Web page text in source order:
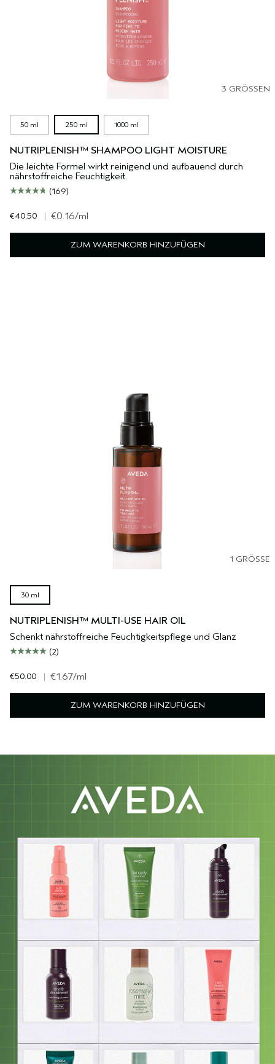
3 GRÖSSEN
50 ml 250 ml 1000 ml
NUTRIPLENISH™ SHAMPOO LIGHT MOISTURE
Die leichte Formel wirkt reinigend und aufbauend durch
nährstoffreiche Feuchtigkeit.
(169)
€40.50 | €0.16/ml
ZUM WARENKORB HINZUFÜGEN
1 GRÖSSE
30 ml
NUTRIPLENISH™ MULTI-USE HAIR OIL
Schenkt nährstoffreiche Feuchtigkeitspflege und Glanz
(2)
€50.00 | €1.67/ml
ZUM WARENKORB HINZUFÜGEN